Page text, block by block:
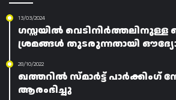
13/03/2024
ഗസ്സയിൽ വെടിനിർത്തലിനുള്ള
ശ്രമങ്ങൾ തുടരുന്നതായി
28/10/2022
ഖത്തറിൽ സ്മാർട്ട് പാർക്കിംഗ്
ആരംഭിച്ചു